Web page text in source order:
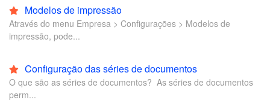
Modelos de impressão
Através do menu Empresa > Configurações > Modelos de
impressão, pode...
Configuração das séries de documentos
O que são as séries de documentos? ‌ As séries de documentos
perm...